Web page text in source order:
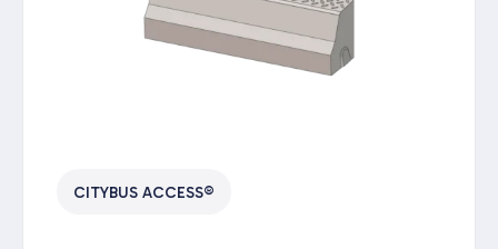
CITYBUS ACCESS®